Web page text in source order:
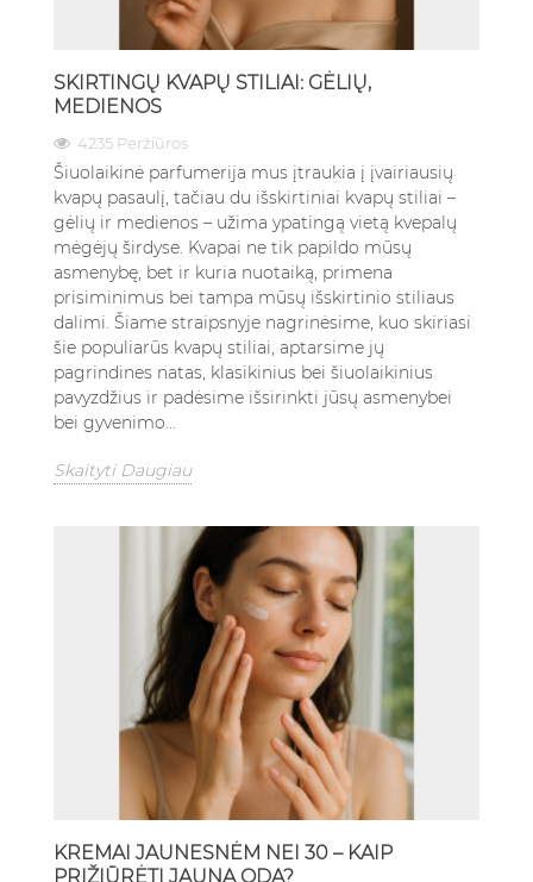
SKIRTINGŲ KVAPŲ STILIAI: GĖLIŲ,
MEDIENOS
4235 Peržiūros
Šiuolaikinė parfumerija mus įtraukia į įvairiausių
kvapų pasaulį, tačiau du išskirtiniai kvapų stiliai –
gėlių ir medienos – užima ypatingą vietą kvepalų
mėgėjų širdyse. Kvapai ne tik papildo mūsų
asmenybę, bet ir kuria nuotaiką, primena
prisiminimus bei tampa mūsų išskirtinio stiliaus
dalimi. Šiame straipsnyje nagrinėsime, kuo skiriasi
šie populiarūs kvapų stiliai, aptarsime jų
pagrindines natas, klasikinius bei šiuolaikinius
pavyzdžius ir padėsime išsirinkti jūsų asmenybei
bei gyvenimo...
Skaityti Daugiau
KREMAI JAUNESNĖM NEI 30 – KAIP
PRIŽIŪRĖTI JAUNĄ ODĄ?